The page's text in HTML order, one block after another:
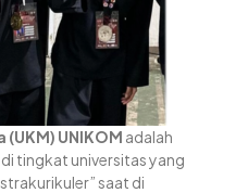
UNIKOM adalah
tingkat universitas yang
saat di